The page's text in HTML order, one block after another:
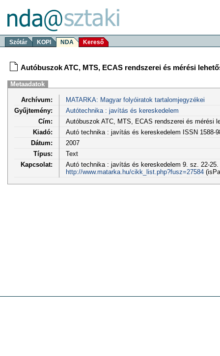
Szótár KOPI NDA Kereső
Autóbuszok ATC, MTS, ECAS rendszerei és mérési
Metaadatok
Archívum:
MATARKA: Magyar folyóiratok tartalomjegyzékei
Gyűjtemény:
Autótechnika : javítás és kereskedelem
Cím:
Autóbuszok ATC, MTS, ECAS rendszerei és mérési
Kiadó:
Autó technika : javítás és kereskedelem ISSN 1588-
Dátum:
2007
Típus:
Text
Kapcsolat:
Autó technika : javítás és kereskedelem 9. sz. 22-25.
http://www.matarka.hu/cikk_list.php?fusz=27584